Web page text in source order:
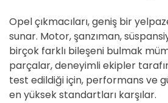
Opel çıkmacıları, geniş bir
sunar. Motor, şanzıman,
birçok farklı bileşeni bulmak
parçalar, deneyimli ekipler
test edildiği için, performans ve
en yüksek standartları karşılar.